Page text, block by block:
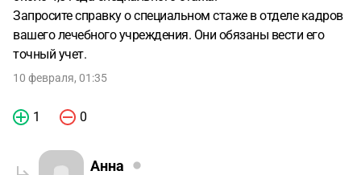
Запросите справку о специальном стаже в отделе кадров
вашего лечебного учреждения. Они обязаны вести его
точный учет.
10 февраля, 01:35
1 0
Анна